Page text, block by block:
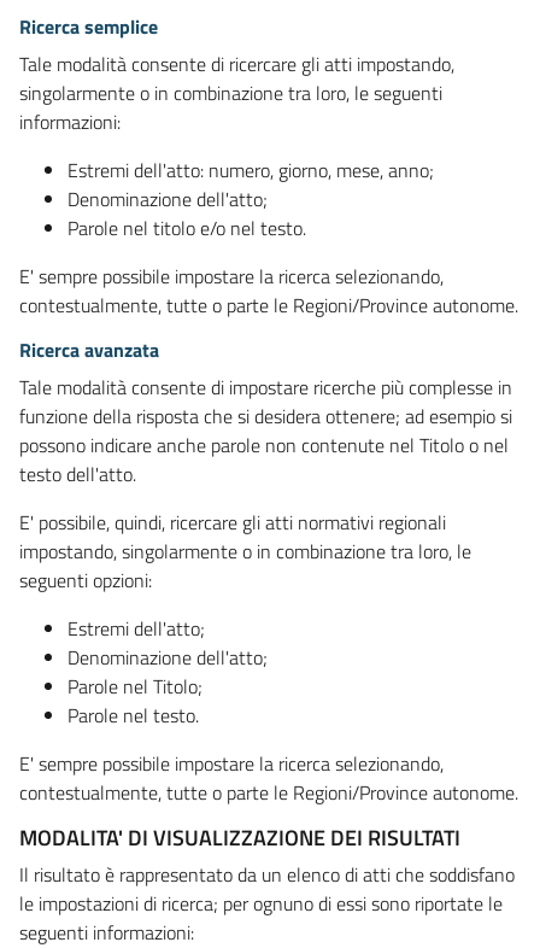
Ricerca semplice
Tale modalità consente di ricercare gli atti impostando,
singolarmente o in combinazione tra loro, le seguenti
informazioni:
Estremi dell'atto: numero, giorno, mese, anno;
Denominazione dell'atto;
Parole nel titolo e/o nel testo.
E' sempre possibile impostare la ricerca selezionando,
contestualmente, tutte o parte le Regioni/Province autonome.
Ricerca avanzata
Tale modalità consente di impostare ricerche più complesse in
funzione della risposta che si desidera ottenere; ad esempio si
possono indicare anche parole non contenute nel Titolo o nel
testo dell'atto.
E' possibile, quindi, ricercare gli atti normativi regionali
impostando, singolarmente o in combinazione tra loro, le
seguenti opzioni:
Estremi dell'atto;
Denominazione dell'atto;
Parole nel Titolo;
Parole nel testo.
E' sempre possibile impostare la ricerca selezionando,
contestualmente, tutte o parte le Regioni/Province autonome.
MODALITA' DI VISUALIZZAZIONE DEI RISULTATI
Il risultato è rappresentato da un elenco di atti che soddisfano
le impostazioni di ricerca; per ognuno di essi sono riportate le
seguenti informazioni: